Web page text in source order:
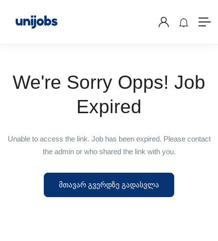
We're Sorry Opps! Job
Expired
Unable to access the link. Job has been expired. Please contact
the admin or who shared the link with you.
მთავარ გვერდზე გადასვლა